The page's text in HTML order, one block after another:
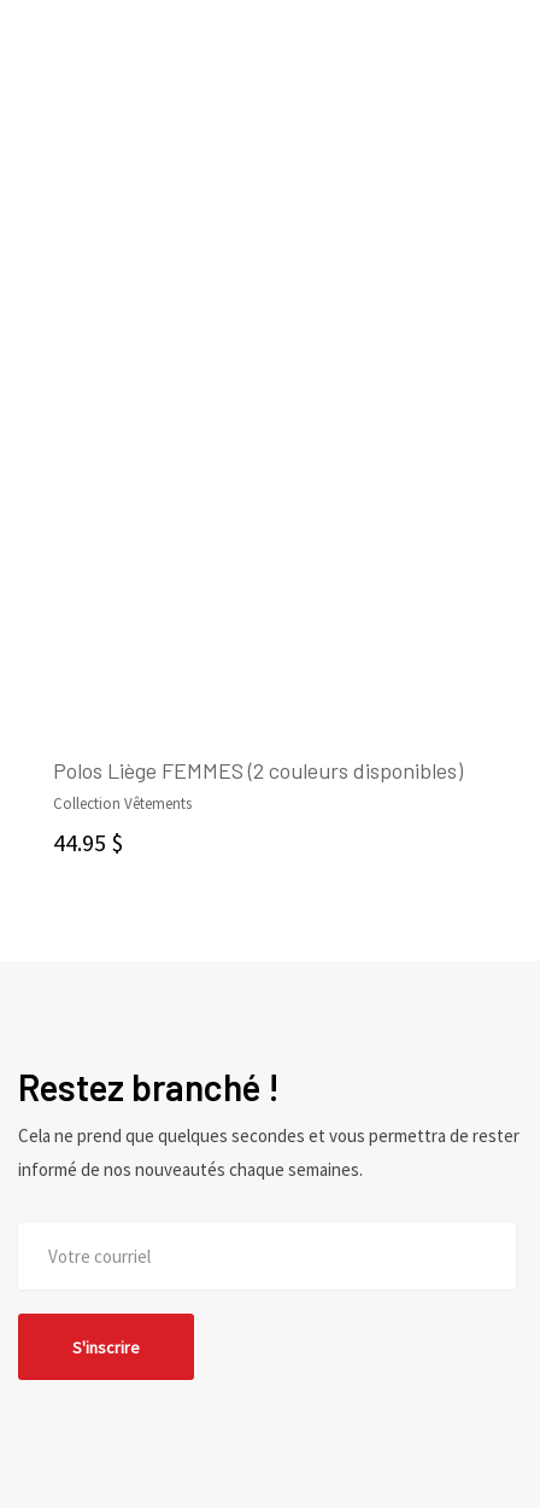
Polos Liège FEMMES (2 couleurs disponibles)
Collection Vêtements
44.95 $
Restez branché !
Cela ne prend que quelques secondes et vous permettra de rester
informé de nos nouveautés chaque semaines.